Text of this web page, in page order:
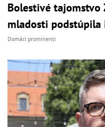
Bolestivé tajomstvo
mladosti
Domáci prominenti